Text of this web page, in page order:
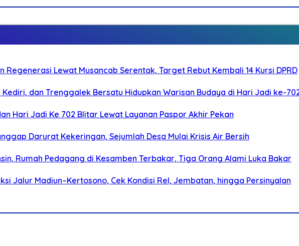
Regenerasi Lewat Musancab Serentak, Target Rebut Kembali 14 Kursi DPRD
dan Trenggalek Bersatu Hidupkan Warisan Budaya di Hari Jadi ke-
Hari Jadi Ke 702 Blitar Lewat Layanan Paspor Akhir Pekan
Darurat Kekeringan, Sejumlah Desa Mulai Krisis Air Bersih
Rumah Pedagang di Kesamben Terbakar, Tiga Orang Alami Luka Bakar
Jalur Madiun–Kertosono, Cek Kondisi Rel, Jembatan, hingga Persinyalan